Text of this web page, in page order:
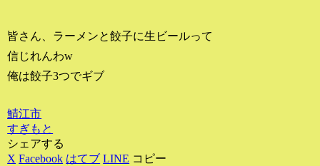
皆さん、ラーメンと餃子に生ビールって
信じれんわw
俺は餃子3つでギブ
鯖江市
すぎもと
シェアする
X Facebook はてブ LINE コピー